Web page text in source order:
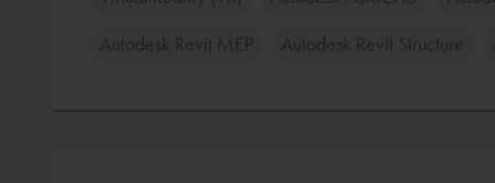
Autodesk Revit MEP Autodesk Revit Structure